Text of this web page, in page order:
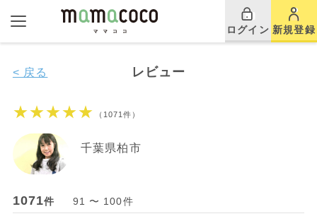
ログイン 新規登録
レビュー
< 戻る
★★★★★ （1071件）
千葉県柏市
1071件 91 〜 100件